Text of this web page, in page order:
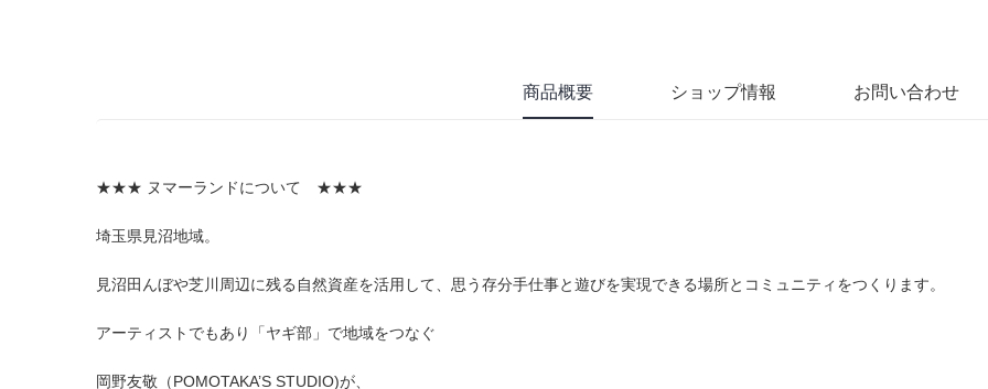
商品概要 ショップ情報 お問い合わせ
★★★ ヌマーランドについて ★★★
埼玉県見沼地域。
見沼田んぼや芝川周辺に残る自然資産を活用して、思う存分手仕事と遊びを実現できる場所とコミュニティをつくります。
アーティストでもあり「ヤギ部」で地域をつなぐ
岡野友敬（POMOTAKA’S STUDIO)が、